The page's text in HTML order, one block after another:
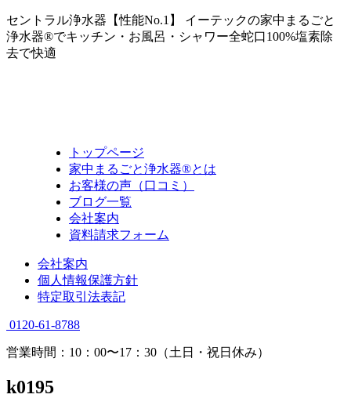
セントラル浄水器【性能No.1】 イーテックの家中まるごと
浄水器®でキッチン・お風呂・シャワー全蛇口100%塩素除
去で快適
トップページ
家中まるごと浄水器®とは
お客様の声（口コミ）
ブログ一覧
会社案内
資料請求フォーム
会社案内
個人情報保護方針
特定取引法表記
0120-61-8788
営業時間：10：00〜17：30（土日・祝日休み）
k0195